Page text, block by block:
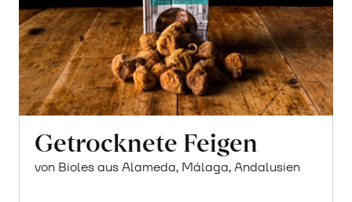
Getrocknete Feigen
von Bioles aus Alameda, Málaga, Andalusien